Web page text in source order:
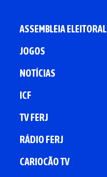
ASSEMBLEIA ELEITORAL
JOGOS
NOTÍCIAS
ICF
TV FERJ
RÁDIO FERJ
CARIOCÃO TV